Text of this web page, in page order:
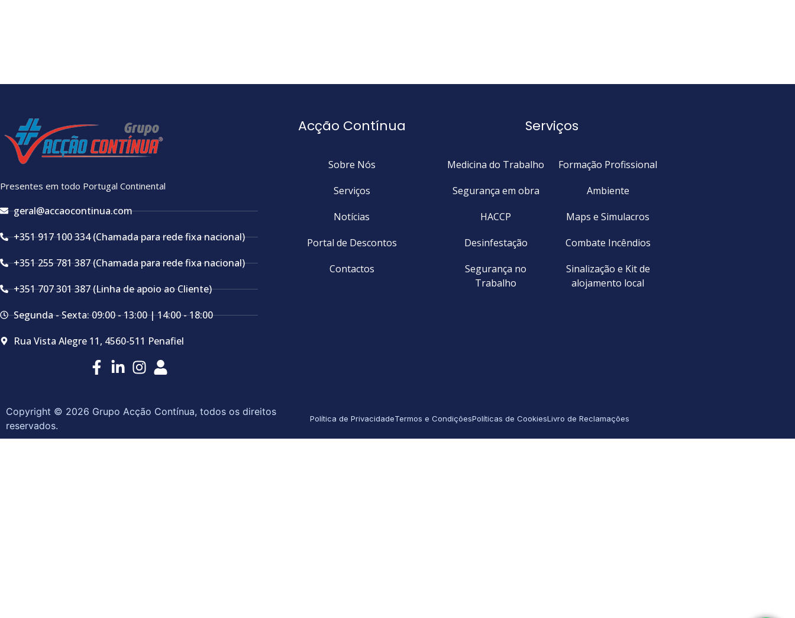
Presentes em todo Portugal Continental
geral@accaocontinua.com
+351 917 100 334 (Chamada para rede fixa nacional)
+351 255 781 387 (Chamada para rede fixa nacional)
+351 707 301 387 (Linha de apoio ao Cliente)
Segunda - Sexta: 09:00 - 13:00 | 14:00 - 18:00
Rua Vista Alegre 11, 4560-511 Penafiel
Acção Contínua
Sobre Nós
Serviços
Notícias
Portal de Descontos
Contactos
Serviços
Medicina do Trabalho
Segurança em obra
HACCP
Desinfestação
Segurança no
Trabalho
Formação Profissional
Ambiente
Maps e Simulacros
Combate Incêndios
Sinalização e Kit de
alojamento local
Copyright © 2026 Grupo Acção Contínua, todos os direitos
reservados.
Política de PrivacidadeTermos e CondiçõesPolíticas de CookiesLivro de Reclamações